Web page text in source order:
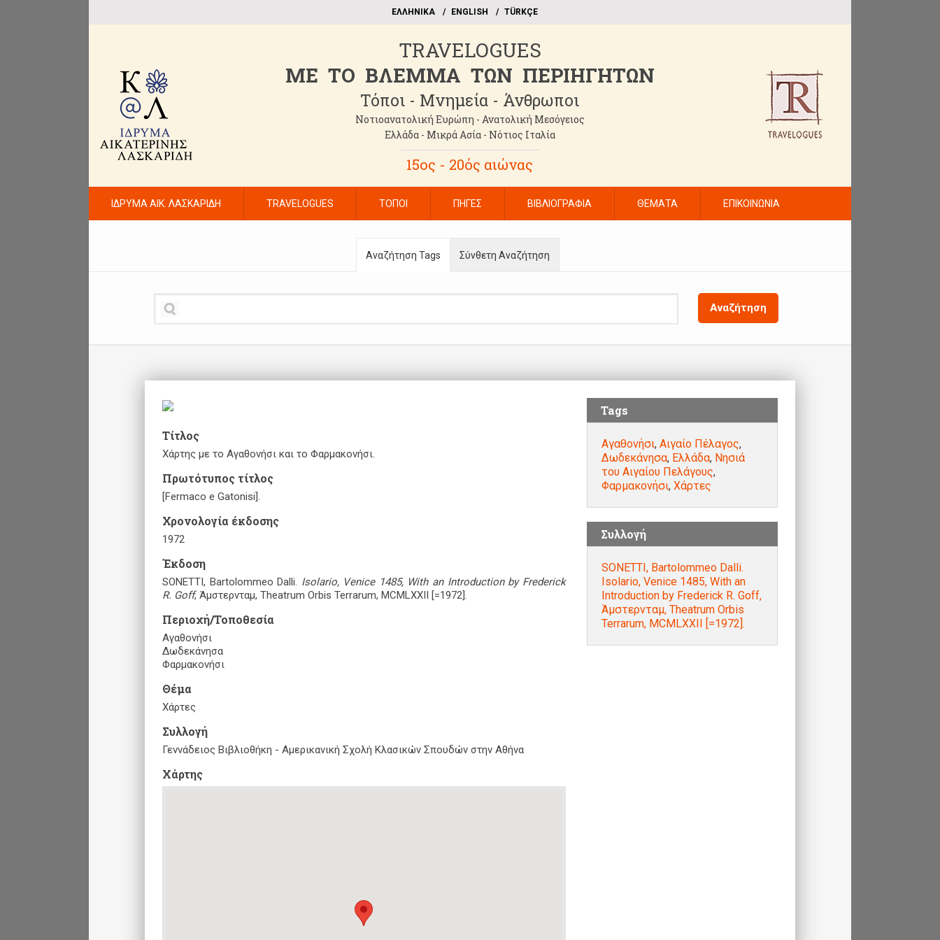
EΛΛΗΝΙΚΑ ΕΝGLISH TÜRKÇE
TRAVELOGUES
ME TO BΛΕΜΜΑ ΤΩΝ ΠΕΡΙΗΓΗΤΩΝ
Τόποι - Μνημεία - Άνθρωποι
Νοτιοανατολική Ευρώπη - Ανατολική Μεσόγειος
Ελλάδα - Μικρά Ασία - Νότιος Ιταλία
15ος - 20ός αιώνας
ΙΔΡΥΜΑ ΑΙΚ. ΛΑΣΚΑΡΙΔΗ TRAVELOGUES ΤΟΠΟΙ ΠΗΓΕΣ ΒΙΒΛΙΟΓΡΑΦΙΑ ΘΕΜΑΤΑ ΕΠΙΚΟΙΝΩΝΙΑ
Αναζήτηση Tags
Αναζήτηση
Σύνθετη Αναζήτηση
Τίτλος
Χάρτης με το Αγαθονήσι και το Φαρμακονήσι.
Πρωτότυπος τίτλος
[Fermaco e Gatonisi].
Χρονολογία έκδοσης
1972
Έκδοση
SONETTI, Bartolommeo Dalli. Isolario, Venice 1485, With an Introduction by Frederick
R. Goff, Άμστερνταμ, Theatrum Orbis Terrarum, MCMLXXII [=1972].
Περιοχή/Τοποθεσία
Αγαθονήσι
Δωδεκάνησα
Φαρμακονήσι
Θέμα
Χάρτες
Συλλογή
Γεννάδειος Βιβλιοθήκη - Αμερικανική Σχολή Κλασικών Σπουδών στην Αθήνα
Xάρτης
Tags
Αγαθονήσι, Αιγαίο Πέλαγος,
Δωδεκάνησα, Ελλάδα, Νησιά
του Αιγαίου Πελάγους,
Φαρμακονήσι, Χάρτες
Συλλογή
SONETTI, Bartolommeo Dalli.
Isolario, Venice 1485, With an
Introduction by Frederick R. Goff,
Άμστερνταμ, Theatrum Orbis
Terrarum, MCMLXXII [=1972].